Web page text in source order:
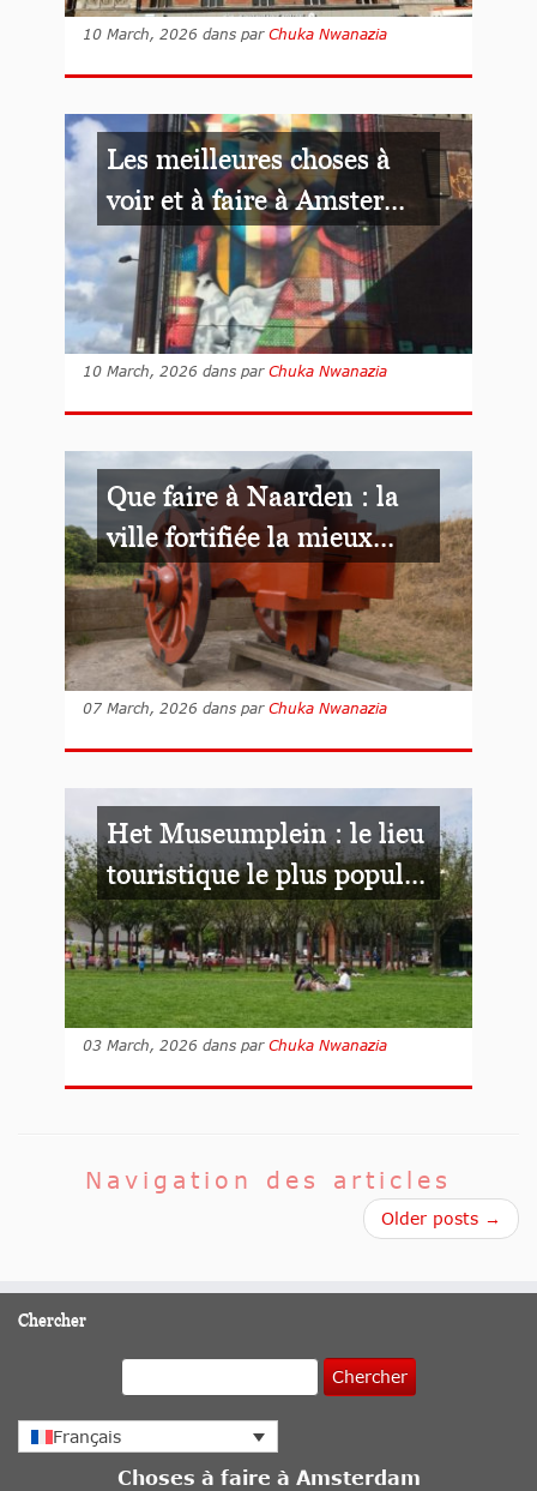
10 March, 2026 dans par Chuka Nwanazia
Les meilleures choses à
voir et à faire à Amster...
10 March, 2026 dans par Chuka Nwanazia
Que faire à Naarden : la
ville fortifiée la mieux...
07 March, 2026 dans par Chuka Nwanazia
Het Museumplein : le lieu
touristique le plus popul...
03 March, 2026 dans par Chuka Nwanazia
Navigation des articles
Older posts →
Chercher
Chercher
Français
Choses à faire à Amsterdam